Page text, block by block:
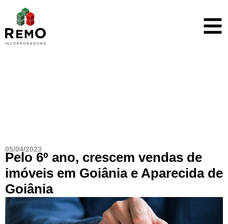
05/04/2023
Pelo 6º ano, crescem vendas de
imóveis em Goiânia e Aparecida de
Goiânia